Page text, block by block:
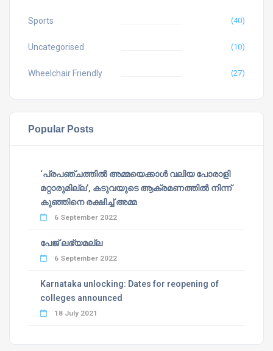
Sports (40)
Uncategorised (10)
Wheelchair Friendly (27)
Popular Posts
‘പ്രപഞ്ചത്തില്‍ അമ്മയെക്കാള്‍ വലിയ പോരാളി
മറ്റാരുമില്ല’, കടുവയുടെ ആക്രമണത്തില്‍ നിന്ന്
കുഞ്ഞിനെ രക്ഷിച്ച് അമ്മ
6 September 2022
പേജ് ലഭ്യമല്ല
6 September 2022
Karnataka unlocking: Dates for reopening of
colleges announced
18 July 2021